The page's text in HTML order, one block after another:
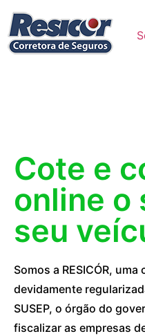
Cote e
online o
seu
Somos a RESICÓR,
devidamente
SUSEP, o órgão do
fiscalizar as empresas